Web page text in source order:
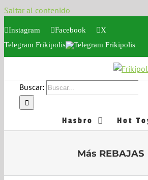
Saltar al contenido
Instagram Facebook
X
Telegram Frikipolis
Buscar:
Hasbro Hot
Más REBAJAS